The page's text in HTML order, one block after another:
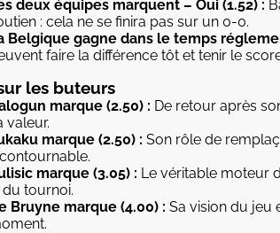
deux équipes marquent – Oui (1.52) :
: cela ne se finira pas sur un 0-0.
Belgique gagne dans le temps
faire la différence tôt et tenir le
les buteurs
marque (2.50) : De retour après
valeur.
marque (2.50) : Son rôle de
marque (3.05) : Le véritable moteur
du tournoi.
Bruyne marque (4.00) : Sa vision du jeu